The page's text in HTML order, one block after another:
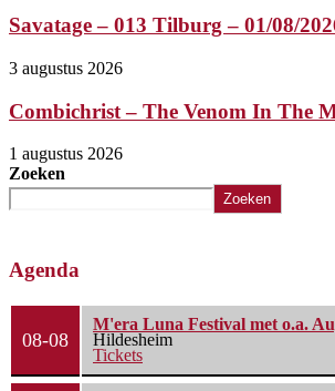
Savatage – 013 Tilburg – 01/08/
3 augustus 2026
Combichrist – The Venom In The
1 augustus 2026
Zoeken
Zoeken
Agenda
08-08
M'era Luna Festival met o.a.
Hildesheim
Tickets